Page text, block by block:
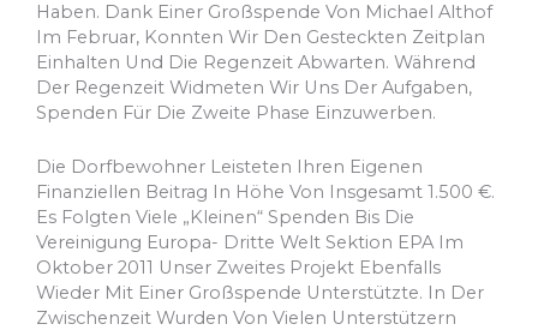
Haben. Dank Einer Großspende Von Michael Althof
Im Februar, Konnten Wir Den Gesteckten Zeitplan
Einhalten Und Die Regenzeit Abwarten. Während
Der Regenzeit Widmeten Wir Uns Der Aufgaben,
Spenden Für Die Zweite Phase Einzuwerben.
Die Dorfbewohner Leisteten Ihren Eigenen
Finanziellen Beitrag In Höhe Von Insgesamt 1.500 €.
Es Folgten Viele „kleinen“ Spenden Bis Die
Vereinigung Europa- Dritte Welt Sektion EPA Im
Oktober 2011 Unser Zweites Projekt Ebenfalls
Wieder Mit Einer Großspende Unterstützte. In Der
Zwischenzeit Wurden Von Vielen Unterstützern